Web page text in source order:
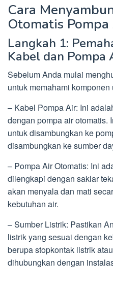
Cara
Otomatis
Langkah 1:
Kabel dan Pompa
Sebelum Anda mulai
untuk memahami
– Kabel Pompa Air: Ini
dengan pompa air otomatis.
untuk disambungkan ke
disambungkan ke sumber
– Pompa Air Otomatis: Ini
dilengkapi dengan saklar
akan menyala dan mati
kebutuhan air.
– Sumber Listrik: Pastikan
listrik yang sesuai dengan
berupa stopkontak listrik
dihubungkan dengan